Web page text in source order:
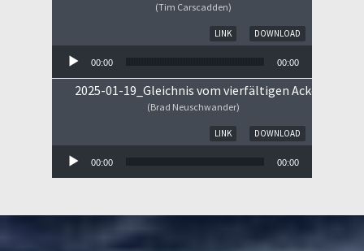
(Tim Carscadden)
DOWNLOAD
LINK
00:00 00:00
2025-01-19_Gleichnis vom vierfältigen Ackerboden
(Brad Neuschwander)
DOWNLOAD
LINK
00:00 00:00